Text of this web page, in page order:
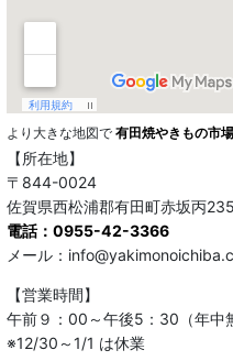
より大きな地図で 有田焼やきもの市
【所在地】
〒844-0024
佐賀県西松浦郡有田町赤坂丙
電話：0955-42-3366
メール：
【営業時間】
午前９：00～午後5：30（年中
※12/30～1/1 は休業